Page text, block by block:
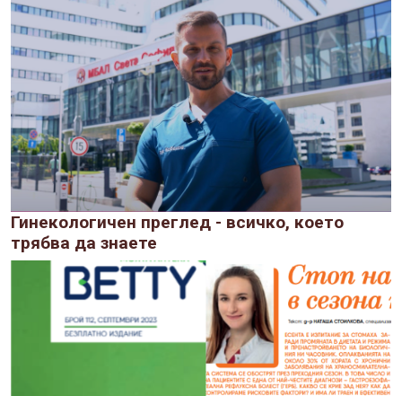
Гинекологичен преглед - всичко, което
трябва да знаете